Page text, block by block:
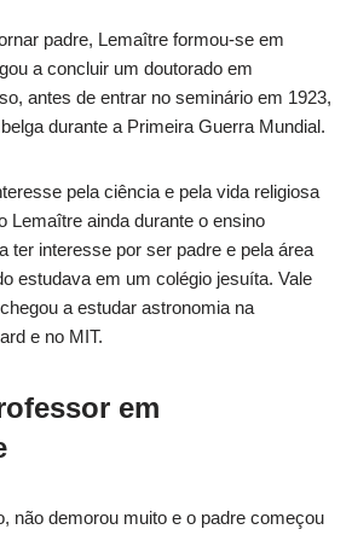
padre, Lemaître formou-se em
a concluir um doutorado em
antes de entrar no seminário em 1923,
durante a Primeira Guerra Mundial.
pela ciência e pela vida religiosa
Lemaître ainda durante o ensino
ter interesse por ser padre e pela área
estudava em um colégio jesuíta. Vale
a estudar astronomia na
e no MIT.
em
não demorou muito e o padre começou